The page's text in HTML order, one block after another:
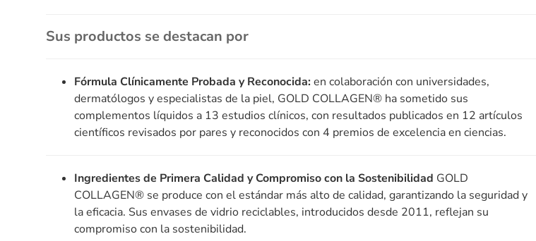
Sus productos se destacan por
Fórmula Clínicamente Probada y Reconocida: en colaboración con universidades,
dermatólogos y especialistas de la piel, GOLD COLLAGEN® ha sometido sus
complementos líquidos a 13 estudios clínicos, con resultados publicados en 12 artículos
científicos revisados por pares y reconocidos con 4 premios de excelencia en ciencias.
Ingredientes de Primera Calidad y Compromiso con la Sostenibilidad GOLD
COLLAGEN® se produce con el estándar más alto de calidad, garantizando la seguridad y
la eficacia. Sus envases de vidrio reciclables, introducidos desde 2011, reflejan su
compromiso con la sostenibilidad.